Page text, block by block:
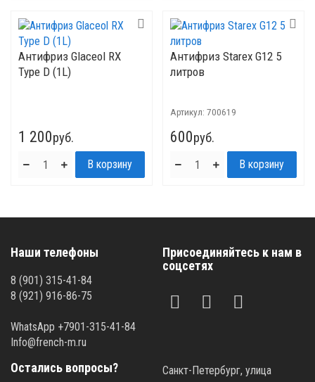
Антифриз Glaceol RX
Type D (1L)
1 200руб.
Антифриз Starex G12 5
литров
Артикул: 700619
600руб.
Наши телефоны
8 (901) 315-41-84
8 (921) 916-86-75
WhatsApp +7901-315-41-84
Info@french-m.ru
Присоединяйтесь к нам в
соцсетях
Остались вопросы? Санкт-Петербург, улица